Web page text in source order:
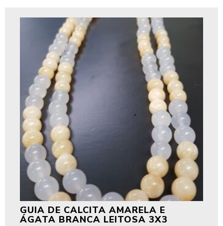
GUIA DE CALCITA AMARELA E
ÁGATA BRANCA LEITOSA 3X3